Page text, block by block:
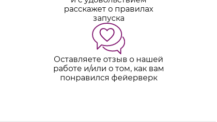
расскажет о правилах
запуска
Оставляете отзыв о нашей
работе и/или о том, как вам
понравился фейерверк